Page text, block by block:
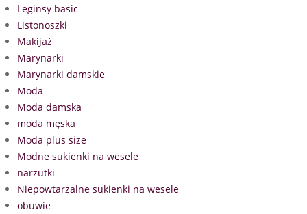
Leginsy basic
Listonoszki
Makijaż
Marynarki
Marynarki damskie
Moda
Moda damska
moda męska
Moda plus size
Modne sukienki na wesele
narzutki
Niepowtarzalne sukienki na wesele
obuwie